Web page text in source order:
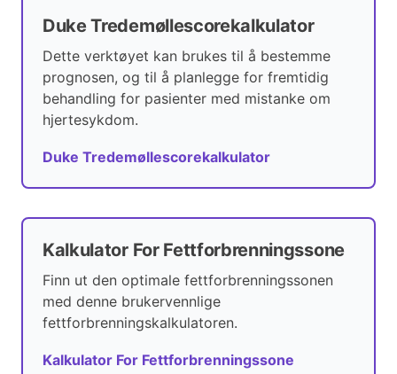
Duke Tredemøllescorekalkulator
Dette verktøyet kan brukes til å bestemme
prognosen, og til å planlegge for fremtidig
behandling for pasienter med mistanke om
hjertesykdom.
Duke Tredemøllescorekalkulator
Kalkulator For Fettforbrenningssone
Finn ut den optimale fettforbrenningssonen
med denne brukervennlige
fettforbrenningskalkulatoren.
Kalkulator For Fettforbrenningssone